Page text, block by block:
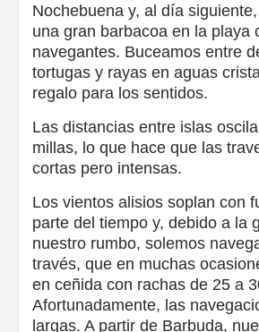
Nochebuena y, al día
una gran barbacoa en la playa
navegantes. Buceamos entre
tortugas y rayas en aguas
regalo para los sentidos.
Las distancias entre islas
millas, lo que hace que las
cortas pero intensas.
Los vientos alisios soplan con
parte del tiempo y, debido a la
nuestro rumbo, solemos
través, que en muchas
en ceñida con rachas de 25 a
Afortunadamente, las
largas. A partir de Barbuda,